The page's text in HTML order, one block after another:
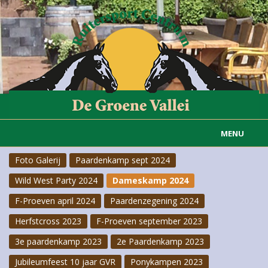
MENU
Home
Informatie
Actueel
Rijvereniging
Foto Galerij
Paardenkamp sept 2024
Wild West Party 2024
Dameskamp 2024
F-Proeven april 2024
Paardenzegening 2024
Herfstcross 2023
F-Proeven september 2023
3e paardenkamp 2023
2e Paardenkamp 2023
Jubileumfeest 10 jaar GVR
Ponykampen 2023